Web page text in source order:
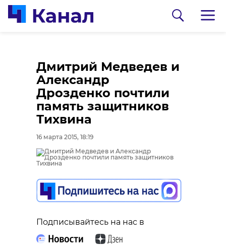
Дмитрий Медведев и
Александр
Дрозденко почтили
память защитников
Тихвина
16 марта 2015, 18:19
Подписывайтесь на нас в
0:00
В Гатчинском районе
реставрируют
“особняк с
0:00
Сосновоборец
могилы на
старинном кладбище